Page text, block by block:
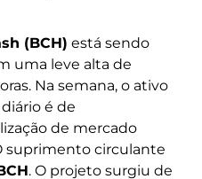
(BCH) está sendo
uma leve alta de
Na semana, o ativo
é de
de mercado
suprimento circulante
. O projeto surgiu de